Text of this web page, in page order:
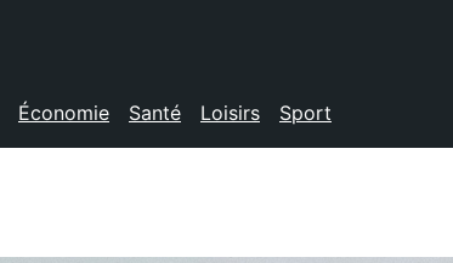
Économie Santé Loisirs Sport